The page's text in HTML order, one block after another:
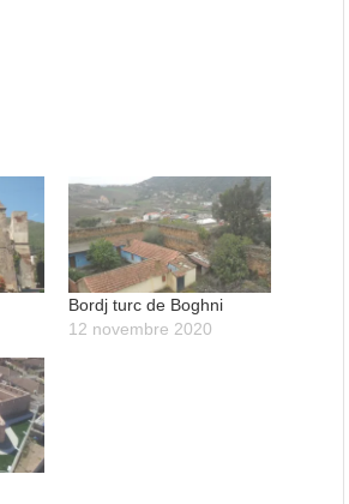
Bordj turc de Boghni
12 novembre 2020